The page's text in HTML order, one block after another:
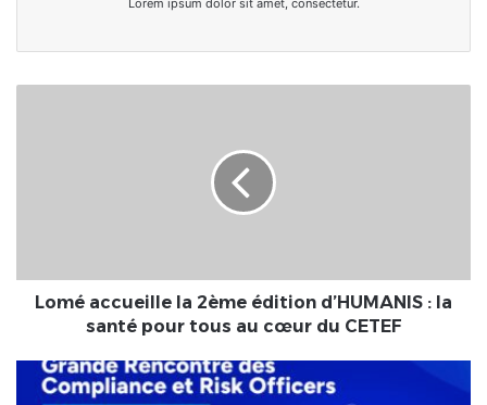
Lorem ipsum dolor sit amet, consectetur.
santé
pour
cœur
Lomé accueille la 2ème édition d’HUMANIS : la
santé pour tous au cœur du CETEF
Lomé
accueille